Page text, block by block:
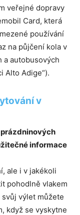
veřejné dopravy
Card, která
používání
na půjčení kola v
a autobusových
Alto Adige“).
v
prázdninových
informace
ale i v jakékoli
pohodlně vlakem
výlet můžete
když se vyskytne